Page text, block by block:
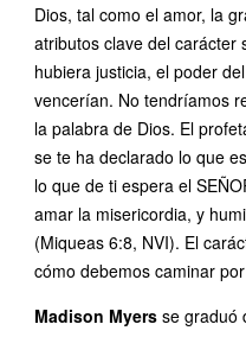
Dios, tal como el amor, la
atributos clave del carácter
hubiera justicia, el poder
vencerían. No tendríamos
la palabra de Dios. El
se te ha declarado lo que
lo que de ti espera el
amar la misericordia, y
(Miqueas 6:8, NVI). El
cómo debemos caminar
Madison Myers se graduó